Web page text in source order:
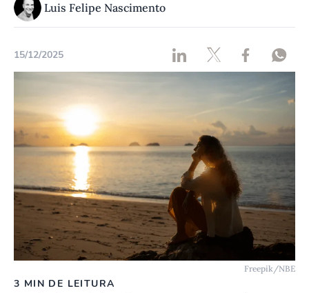
Luis Felipe Nascimento
15/12/2025
Freepik/NBE
3 MIN DE LEITURA